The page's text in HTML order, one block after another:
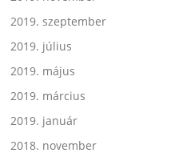
2019. szeptember
2019. július
2019. május
2019. március
2019. január
2018. november